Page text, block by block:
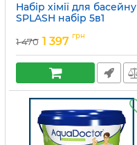
Набір хімії для басейну
SPLASH набір 5в1
1 470 1 397 грн